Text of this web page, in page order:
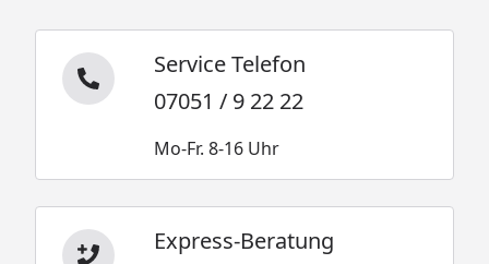
Service Telefon
07051 / 9 22 22
Mo-Fr. 8-16 Uhr
Express-Beratung